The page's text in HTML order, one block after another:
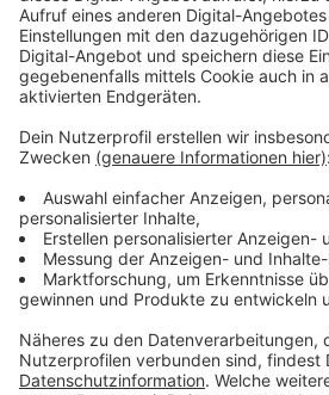
tatsächlich Infizierten sterben
Davon ausgehend wurde die
Infektionen für ganz Deutschland
hochgerechnet - mit dem
dürfte die tatsächliche Zahl der
Millionen Menschen liegen.
Anzeige
Gut ein Fünftel hat keine